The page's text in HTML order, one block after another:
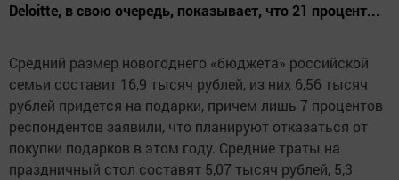
Deloitte, в свою очередь, показывает, что 21 процент...
Средний размер новогоднего «бюджета» российской
семьи составит 16,9 тысяч рублей, из них 6,56 тысяч
рублей придется на подарки, причем лишь 7 процентов
респондентов заявили, что планируют отказаться от
покупки подарков в этом году. Средние траты на
праздничный стол составят 5,07 тысяч рублей, 5,3